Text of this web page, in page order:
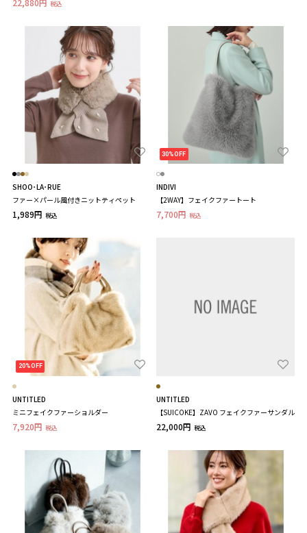
税込
SHOO･LA･RUE
ファー×パール風付きニットティペット
1,989円 税込
30%OFF
INDIVI
【2WAY】フェイクファートート
7,700円 税込
20%OFF
UNTITLED
ミニフェイクファーショルダー
7,920円 税込
UNTITLED
【SUICOKE】ZAVO フェイクファーサンダル
22,000円 税込